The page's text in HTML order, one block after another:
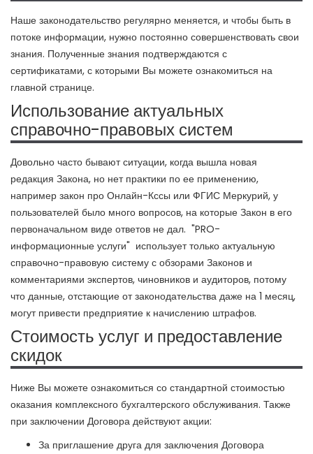
Наше законодательство регулярно меняется, и чтобы быть в
потоке информации, нужно постоянно совершенствовать свои
знания. Полученные знания подтверждаются с
сертификатами, с которыми Вы можете ознакомиться на
главной странице.
Использование актуальных
справочно-правовых систем
Довольно часто бывают ситуации, когда вышла новая
редакция Закона, но нет практики по ее применению,
например закон про Онлайн-Кссы или ФГИС Меркурий, у
пользователей было много вопросов, на которые Закон в его
первоначальном виде ответов не дал. "PRO-
информационные услуги" использует только актуальную
справочно-правовую систему с обзорами Законов и
комментариями экспертов, чиновников и аудиторов, потому
что данные, отстающие от законодательства даже на 1 месяц,
могут привести предприятие к начислению штрафов.
Стоимость услуг и предоставление
скидок
Ниже Вы можете ознакомиться со стандартной стоимостью
оказания комплексного бухгалтерского обслуживания. Также
при заключении Договора действуют акции:
За приглашение друга для заключения Договора